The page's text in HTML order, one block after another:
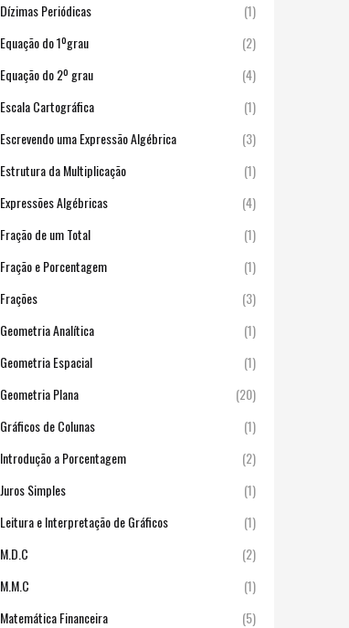
Dízimas Periódicas
(1)
Equação do 1ºgrau
(2)
Equação do 2º grau
(4)
Escala Cartográfica
(1)
Escrevendo uma Expressão Algébrica
(3)
Estrutura da Multiplicação
(1)
Expressões Algébricas
(4)
Fração de um Total
(1)
Fração e Porcentagem
(1)
Frações
(3)
Geometria Analítica
(1)
Geometria Espacial
(1)
Geometria Plana
(20)
Gráficos de Colunas
(1)
Introdução a Porcentagem
(2)
Juros Simples
(1)
Leitura e Interpretação de Gráficos
(1)
M.D.C
(2)
M.M.C
(1)
Matemática Financeira
(5)